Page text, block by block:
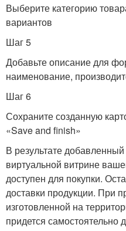
Выберите категорию
вариантов
Шаг 5
Добавьте описание для
наименование,
Шаг 6
Сохраните созданную
«Save and finish»
В результате
виртуальной витрине
доступен для покупки.
доставки продукции. При
изготовленной на
придется самостоятельно